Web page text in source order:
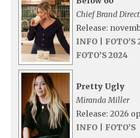
Chief Brand
Release:
INFO
FOTO’S
FOTO’S 2024
Pretty Ugly
Miranda Miller
Release: 2026
INFO
FOTO’S